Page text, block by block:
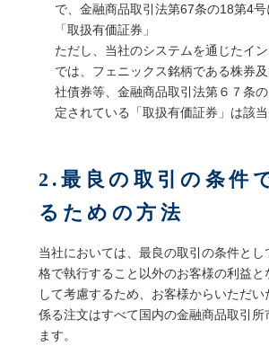
で、金融商品取引法第67条の18第4号
「取扱有価証券」
ただし、当社のシステムを通じたイン
では、フェニックス銘柄である株券
社債券等、金融商品取引法第６７条
定されている「取扱有価証券」は該当
2.最良の取引の条件
るための方法
当社においては、最良の取引の条件とし
格で執行すること以外のお客様の利益と
して考慮するため、お客様からいただい
係る注文はすべて国内の金融商品取引所
ます。